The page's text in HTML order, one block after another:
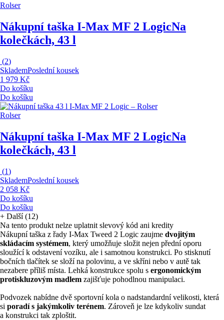
Rolser
Nákupní taška I-Max MF 2 LogicNa
kolečkách, 43 l
(2)
SklademPoslední kousek
1 979 Kč
Do košíku
Do košíku
Rolser
Nákupní taška I-Max MF 2 LogicNa
kolečkách, 43 l
(1)
SklademPoslední kousek
2 058 Kč
Do košíku
Do košíku
+ Další (12)
Na tento produkt nelze uplatnit slevový kód ani kredity
Nákupní taška z řady I-Max Tweed 2 Logic zaujme dvojitým
skládacím systémem, který umožňuje složit nejen přední oporu
sloužící k odstavení vozíku, ale i samotnou konstrukci. Po stisknutí
bočních tlačítek se složí na polovinu, a ve skříni nebo v autě tak
nezabere příliš místa. Lehká konstrukce spolu s ergonomickým
protiskluzovým madlem zajišťuje pohodlnou manipulaci.
Podvozek nabídne dvě sportovní kola o nadstandardní velikosti, která
si poradí s jakýmkoliv terénem. Zároveň je lze kdykoliv sundat
a konstrukci tak zploštit.